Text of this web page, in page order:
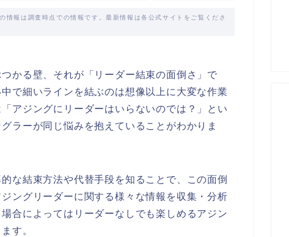
報は調査時点での情報です。最新情報は各公式サイトをご覧くださ
かる壁、それが「リーダー結束の面倒さ」で
で細いラインを結ぶのは想像以上に大変な作業
アジングにリーダーはいらないのでは？」とい
ラーが同じ悩みを抱えていることがわかりま
な結束方法や代替手段を知ることで、この面倒
ングリーダーに関する様々な情報を収集・分析
合によってはリーダーなしでも楽しめるアジン
す。